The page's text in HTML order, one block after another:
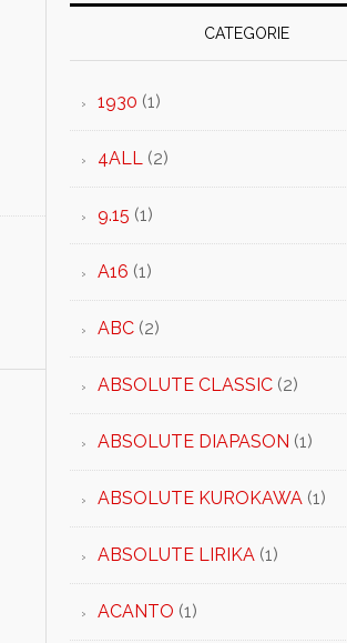
CATEGORIE
1930 (1)
4ALL(2)
9.15 (1)
A16 (1)
ABC(2)
ABSOLUTE CLASSIC(2)
ABSOLUTE DIAPASON (1)
ABSOLUTE KUROKAWA(1)
ABSOLUTE LIRIKA(1)
ACANTO (1)